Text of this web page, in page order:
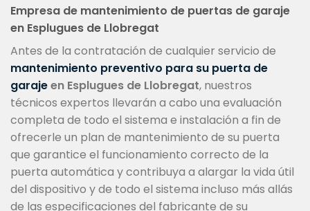
Empresa de mantenimiento de puertas de garaje
en Esplugues de Llobregat
Antes de la contratación de cualquier servicio de
mantenimiento preventivo para su puerta de
garajeen Esplugues de Llobregat, nuestros
técnicos expertos llevarán a cabo una evaluación
completa de todo el sistema e instalación a fin de
ofrecerle un plan de mantenimiento de su puerta
que garantice el funcionamiento correcto de la
puerta automática y contribuya a alargar la vida útil
del dispositivo y de todo el sistema incluso más allás
de las especificaciones del fabricante de su